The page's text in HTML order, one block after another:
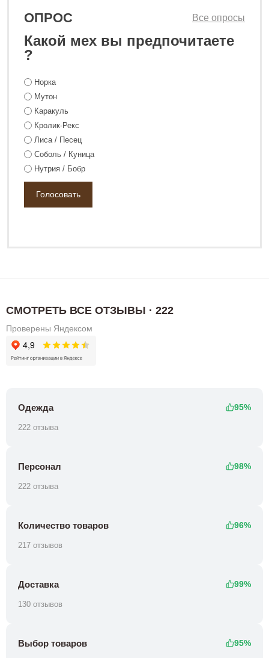
18 800 ₽
ОПРОС
Какой мех вы предпочитаете
?
Все опросы
Норка
Мутон
Каракуль
Кролик-Рекс
Лиса / Песец
Соболь / Куница
Нутрия / Бобр
СМОТРЕТЬ ВСЕ ОТЗЫВЫ · 222
Проверены Яндексом
Одежда 95%
222 отзыва
Персонал 98%
222 отзыва
Количество товаров 96%
217 отзывов
Доставка 99%
130 отзывов
Выбор товаров 95%